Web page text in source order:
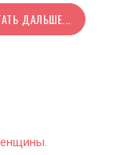
ДАЛЬШЕ...